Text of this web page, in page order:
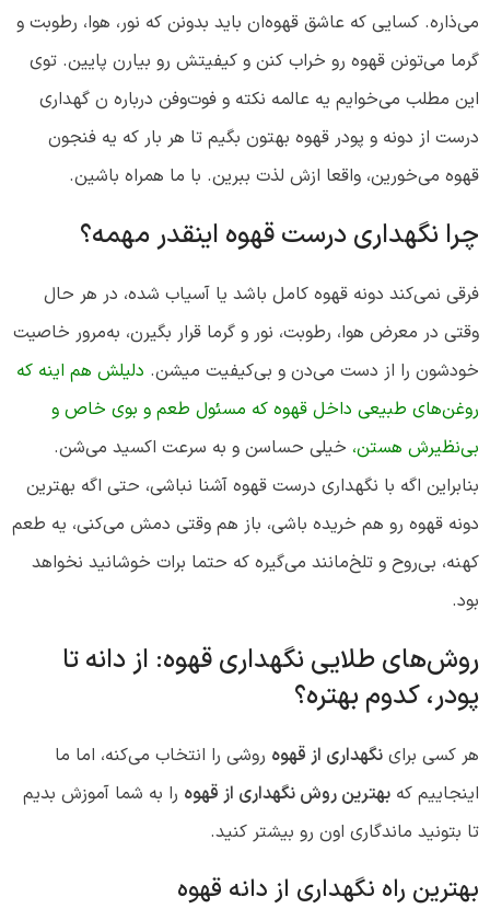
می‌ذاره. کسایی که عاشق قهوه‌ان باید بدونن که نور، هوا، رطوبت و
گرما می‌تونن قهوه رو خراب کنن و کیفیتش رو بیارن پایین. توی
این مطلب می‌خوایم یه عالمه نکته و فوت‌وفن درباره ن گهداری
درست از دونه و پودر قهوه بهتون بگیم تا هر بار که یه فنجون
قهوه می‌خورین، واقعا ازش لذت ببرین. با ما همراه باشین.
چرا نگهداری درست قهوه اینقدر مهمه؟
فرقی نمی‌کند دونه قهوه کامل باشد یا آسیاب شده، در هر حال
وقتی در معرض هوا، رطوبت، نور و گرما قرار بگیرن، به‌مرور خاصیت
خودشون را از دست می‌دن و بی‌کیفیت میشن. دلیلش هم اینه که
روغن‌های طبیعی داخل قهوه که مسئول طعم و بوی خاص و
بی‌نظیرش هستن، خیلی حساسن و به سرعت اکسید می‌شن.
بنابراین اگه با نگهداری درست قهوه آشنا نباشی، حتی اگه بهترین
دونه قهوه رو هم خریده باشی، باز هم وقتی دمش می‌کنی، یه طعم
کهنه، بی‌روح و تلخ‌مانند می‌گیره که حتما برات خوشانید نخواهد
بود.
روش‌های طلایی نگهداری قهوه: از دانه تا
پودر، کدوم بهتره؟
هر کسی برای نگهداری از قهوه روشی را انتخاب می‌کنه، اما ما
اینجاییم که بهترین روش نگهداری از قهوه را به شما آموزش بدیم
تا بتونید ماندگاری اون رو بیشتر کنید.
بهترین راه نگهداری از دانه قهوه